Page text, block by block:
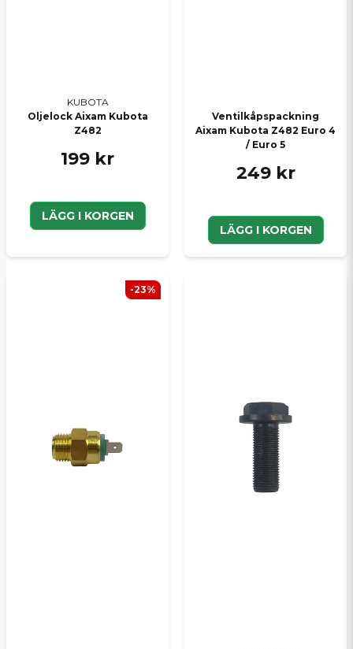
KUBOTA
Oljelock Aixam Kubota
Z482
199 kr
LÄGG I KORGEN
Ventilkåpspackning
Aixam Kubota Z482 Euro 4
/ Euro 5
249 kr
LÄGG I KORGEN
-23%